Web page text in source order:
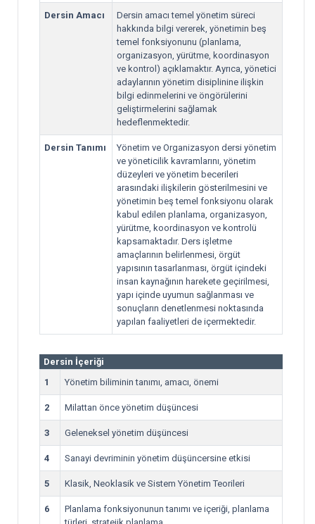
Dersin Amacı
Dersin amacı temel yönetim süreci
hakkında bilgi vererek, yönetimin beş
temel fonksiyonunu (planlama,
organizasyon, yürütme, koordinasyon
ve kontrol) açıklamaktır. Ayrıca, yönetici
adaylarının yönetim disiplinine ilişkin
bilgi edinmelerini ve öngörülerini
geliştirmelerini sağlamak
hedeflenmektedir.
Dersin Tanımı
Yönetim ve Organizasyon dersi yönetim
ve yöneticilik kavramlarını, yönetim
düzeyleri ve yönetim becerileri
arasındaki ilişkilerin gösterilmesini ve
yönetimin beş temel fonksiyonu olarak
kabul edilen planlama, organizasyon,
yürütme, koordinasyon ve kontrolü
kapsamaktadır. Ders işletme
amaçlarının belirlenmesi, örgüt
yapısının tasarlanması, örgüt içindeki
insan kaynağının harekete geçirilmesi,
yapı içinde uyumun sağlanması ve
sonuçların denetlenmesi noktasında
yapılan faaliyetleri de içermektedir.
Dersin İçeriği
1
Yönetim biliminin tanımı, amacı, önemi
2 Milattan önce yönetim düşüncesi
3 Geleneksel yönetim düşüncesi
4 Sanayi devriminin yönetim düşüncersine etkisi
5 Klasik, Neoklasik ve Sistem Yönetim Teorileri
6
Planlama fonksiyonunun tanımı ve içeriği, planlama